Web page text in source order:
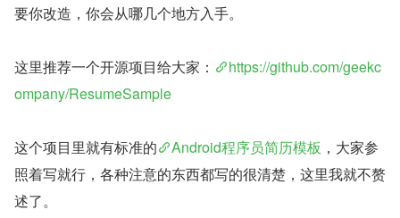
要你改造，你会从哪几个地方入手。
这里推荐一个开源项目给大家：
https://github.com/geekc
ompany/ResumeSample
这个项目里就有标准的 Android程序员简历模板 ，大家参
照着写就行，各种注意的东西都写的很清楚，这里我就不赘
述了。